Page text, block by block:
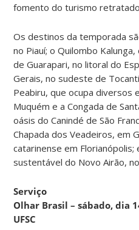
fomento do turismo
Os destinos da temporada
no Piauí; o Quilombo
de Guarapari, no litoral do
Gerais, no sudeste de
Peabiru, que ocupa diversos
Muquém e a Congada de
oásis do Canindé de São
Chapada dos Veadeiros, em
catarinense em Florianópolis;
sustentável do Novo Airão,
Serviço
Olhar Brasil – sábado, dia
UFSC